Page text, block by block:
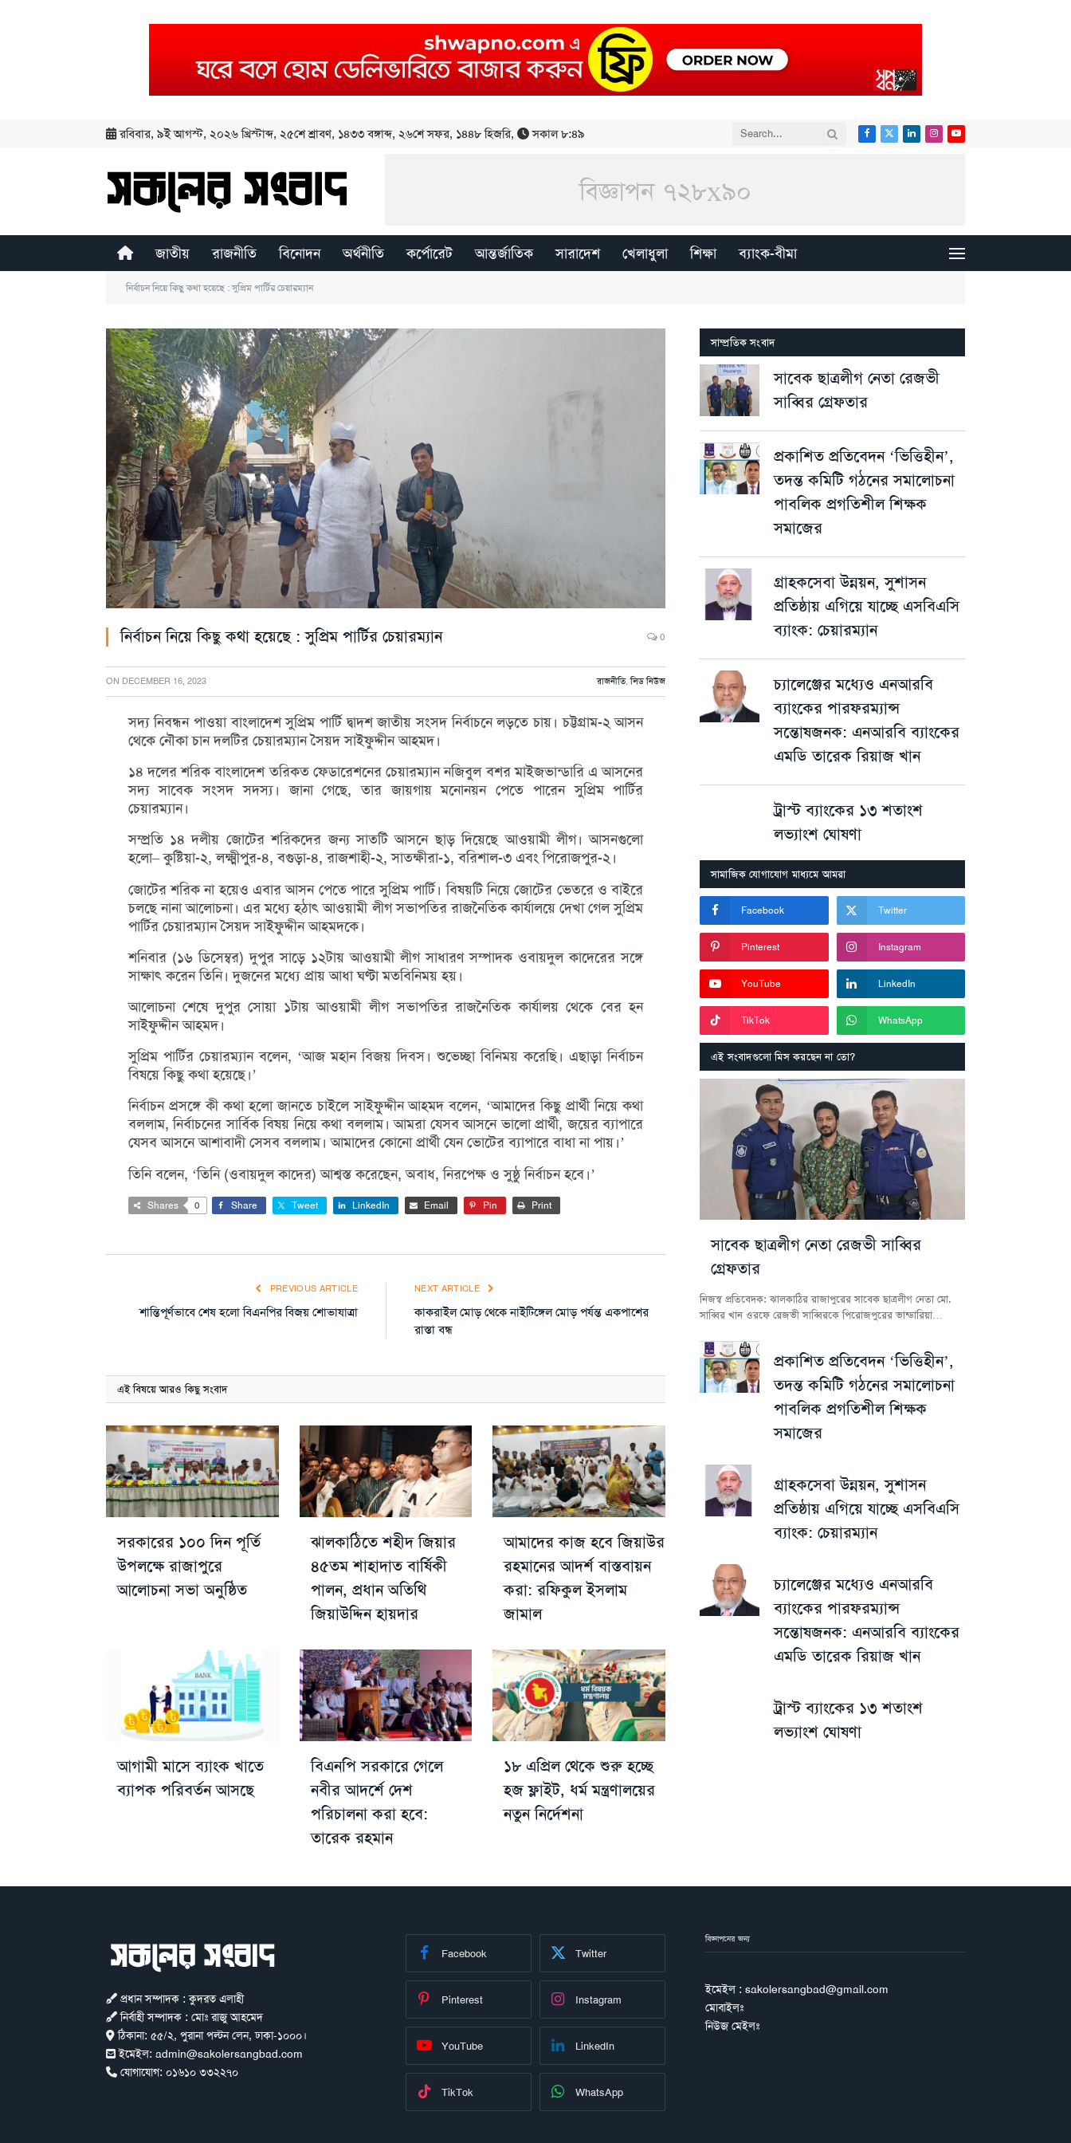
রবিবার, ৯ই আগস্ট, ২০২৬ খ্রিস্টাব্দ, ২৫শে শ্রাবণ, ১৪৩৩ বঙ্গাব্দ, ২৬শে সফর, ১৪৪৮ হিজরি, সকাল ৮:৪৯ Facebook
X
LinkedInInstagram
YouTube
জাতীয় রাজনীতি বিনোদন অর্থনীতি কর্পোরেট আন্তর্জাতিক সারাদেশ খেলাধুলা শিক্ষা ব্যাংক-বীমা
নির্বাচন নিয়ে কিছু কথা হয়েছে : সুপ্রিম পার্টির চেয়ারম্যান
নির্বাচন নিয়ে কিছু কথা হয়েছে : সুপ্রিম পার্টির চেয়ারম্যান 0
ON DECEMBER 16, 2023 রাজনীতি,লিড নিউজ
সদ্য নিবন্ধন পাওয়া বাংলাদেশ সুপ্রিম পার্টি দ্বাদশ জাতীয় সংসদ নির্বাচনে লড়তে চায়। চট্টগ্রাম-২ আসন
থেকে নৌকা চান দলটির চেয়ারম্যান সৈয়দ সাইফুদ্দীন আহমদ।
১৪ দলের শরিক বাংলাদেশ তরিকত ফেডারেশনের চেয়ারম্যান নজিবুল বশর মাইজভান্ডারি এ আসনের
সদ্য সাবেক সংসদ সদস্য। জানা গেছে, তার জায়গায় মনোনয়ন পেতে পারেন সুপ্রিম পার্টির
চেয়ারম্যান।
সম্প্রতি ১৪ দলীয় জোটের শরিকদের জন্য সাতটি আসনে ছাড় দিয়েছে আওয়ামী লীগ। আসনগুলো
হলো– কুষ্টিয়া-২, লক্ষ্মীপুর-৪, বগুড়া-৪, রাজশাহী-২, সাতক্ষীরা-১, বরিশাল-৩ এবং পিরোজপুর-২।
জোটের শরিক না হয়েও এবার আসন পেতে পারে সুপ্রিম পার্টি। বিষয়টি নিয়ে জোটের ভেতরে ও বাইরে
চলছে নানা আলোচনা। এর মধ্যে হঠাৎ আওয়ামী লীগ সভাপতির রাজনৈতিক কার্যালয়ে দেখা গেল সুপ্রিম
পার্টির চেয়ারম্যান সৈয়দ সাইফুদ্দীন আহমদকে।
শনিবার (১৬ ডিসেম্বর) দুপুর সাড়ে ১২টায় আওয়ামী লীগ সাধারণ সম্পাদক ওবায়দুল কাদেরের সঙ্গে
সাক্ষাৎ করেন তিনি। দুজনের মধ্যে প্রায় আধা ঘণ্টা মতবিনিময় হয়।
আলোচনা শেষে দুপুর সোয়া ১টায় আওয়ামী লীগ সভাপতির রাজনৈতিক কার্যালয় থেকে বের হন
সাইফুদ্দীন আহমদ।
সুপ্রিম পার্টির চেয়ারম্যান বলেন, ‘আজ মহান বিজয় দিবস। শুভেচ্ছা বিনিময় করেছি। এছাড়া নির্বাচন
বিষয়ে কিছু কথা হয়েছে।’
নির্বাচন প্রসঙ্গে কী কথা হলো জানতে চাইলে সাইফুদ্দীন আহমদ বলেন, ‘আমাদের কিছু প্রার্থী নিয়ে কথা
বললাম, নির্বাচনের সার্বিক বিষয় নিয়ে কথা বললাম। আমরা যেসব আসনে ভালো প্রার্থী, জয়ের ব্যাপারে
যেসব আসনে আশাবাদী সেসব বললাম। আমাদের কোনো প্রার্থী যেন ভোটের ব্যাপারে বাধা না পায়।’
তিনি বলেন, ‘তিনি (ওবায়দুল কাদের) আশ্বস্ত করেছেন, অবাধ, নিরপেক্ষ ও সুষ্ঠু নির্বাচন হবে।’
Shares 0 Share Tweet LinkedIn Email Pin Print
PREVIOUS ARTICLE
শান্তিপূর্ণভাবে শেষ হলো বিএনপির বিজয় শোভাযাত্রা
NEXT ARTICLE
কাকরাইল মোড় থেকে নাইটিঙ্গেল মোড় পর্যন্ত একপাশের
রাস্তা বন্ধ
এই বিষয়ে আরও কিছু সংবাদ
সরকারের ১০০ দিন পূর্তি
উপলক্ষে রাজাপুরে
আলোচনা সভা অনুষ্ঠিত
ঝালকাঠিতে শহীদ জিয়ার
৪৫তম শাহাদাত বার্ষিকী
পালন, প্রধান অতিথি
জিয়াউদ্দিন হায়দার
আমাদের কাজ হবে জিয়াউর
রহমানের আদর্শ বাস্তবায়ন
করা: রফিকুল ইসলাম
জামাল
আগামী মাসে ব্যাংক খাতে
ব্যাপক পরিবর্তন আসছে
বিএনপি সরকারে গেলে
নবীর আদর্শে দেশ
পরিচালনা করা হবে:
তারেক রহমান
১৮ এপ্রিল থেকে শুরু হচ্ছে
হজ ফ্লাইট, ধর্ম মন্ত্রণালয়ের
নতুন নির্দেশনা
সাম্প্রতিক সংবাদ
সাবেক ছাত্রলীগ নেতা রেজভী
সাব্বির গ্রেফতার
প্রকাশিত প্রতিবেদন ‘ভিত্তিহীন’,
তদন্ত কমিটি গঠনের সমালোচনা
পাবলিক প্রগতিশীল শিক্ষক
সমাজের
গ্রাহকসেবা উন্নয়ন, সুশাসন
প্রতিষ্ঠায় এগিয়ে যাচ্ছে এসবিএসি
ব্যাংক: চেয়ারম্যান
চ্যালেঞ্জের মধ্যেও এনআরবি
ব্যাংকের পারফরম্যান্স
সন্তোষজনক: এনআরবি ব্যাংকের
এমডি তারেক রিয়াজ খান
ট্রাস্ট ব্যাংকের ১৩ শতাংশ
লভ্যাংশ ঘোষণা
সামাজিক যোগাযোগ মাধ্যমে আমরা
Facebook Twitter
Pinterest Instagram
YouTube LinkedIn
TikTok WhatsApp
এই সংবাদগুলো মিস করছেন না তো?
সাবেক ছাত্রলীগ নেতা রেজভী সাব্বির
গ্রেফতার
নিজস্ব প্রতিবেদক: ঝালকাঠির রাজাপুরের সাবেক ছাত্রলীগ নেতা মো.
সাব্বির খান ওরফে রেজভী সাব্বিরকে পিরোজপুরের ভান্ডারিয়া…
প্রকাশিত প্রতিবেদন ‘ভিত্তিহীন’,
তদন্ত কমিটি গঠনের সমালোচনা
পাবলিক প্রগতিশীল শিক্ষক
সমাজের
গ্রাহকসেবা উন্নয়ন, সুশাসন
প্রতিষ্ঠায় এগিয়ে যাচ্ছে এসবিএসি
ব্যাংক: চেয়ারম্যান
চ্যালেঞ্জের মধ্যেও এনআরবি
ব্যাংকের পারফরম্যান্স
সন্তোষজনক: এনআরবি ব্যাংকের
এমডি তারেক রিয়াজ খান
ট্রাস্ট ব্যাংকের ১৩ শতাংশ
লভ্যাংশ ঘোষণা
প্রধান সম্পাদক : কুদরত এলাহী
নির্বাহী সম্পাদক : মোঃ রাজু আহমেদ
ঠিকানা: ৫৫/২, পুরানা পল্টন লেন, ঢাকা-১০০০।
ইমেইল: admin@sakolersangbad.com
যোগাযোগ: ০১৬১০ ৩৩২২৭০
Facebook Twitter
Pinterest Instagram
YouTube LinkedIn
TikTok WhatsApp
বিজ্ঞাপনের জন্য
ইমেইল : sakolersangbad@gmail.com
মোবাইলঃ
নিউজ মেইলঃ